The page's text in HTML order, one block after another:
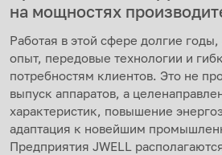
на мощностях
Работая в этой сфере долгие
опыт, передовые технологии и
потребностям клиентов. Это не
выпуск аппаратов, а
характеристик, повышение
адаптация к новейшим
Предприятия JWELL